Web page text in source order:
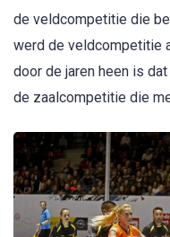
de veldcompetitie die
werd de veldcompetitie
door de jaren heen is
de zaalcompetitie die